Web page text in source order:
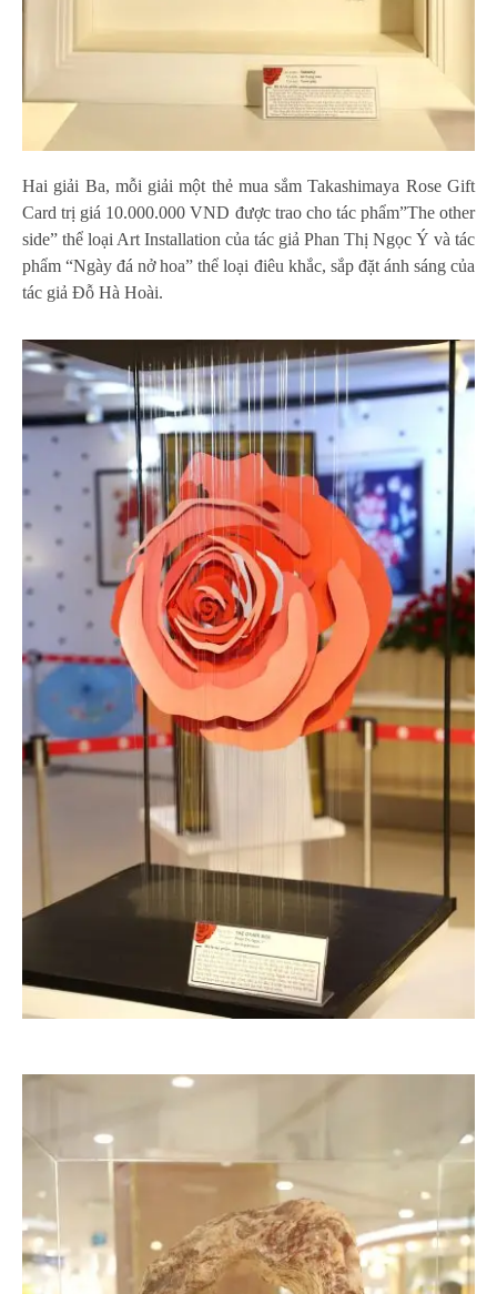
Hai giải Ba, mỗi giải một thẻ mua sắm Takashimaya Rose Gift
Card trị giá 10.000.000 VND được trao cho tác phẩm”The other
side” thể loại Art Installation của tác giả Phan Thị Ngọc Ý và tác
phẩm “Ngày đá nở hoa” thể loại điêu khắc, sắp đặt ánh sáng của
tác giả Đỗ Hà Hoài.